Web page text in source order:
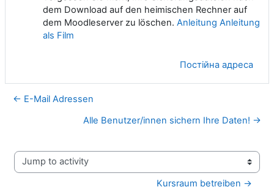
dem Download auf den heimischen Rechner auf
dem Moodleserver zu löschen. Anleitung Anleitung
als Film
Постійна адреса
← E-Mail Adressen
Alle Benutzer/innen sichern Ihre Daten! →
Jump to activity
Kursraum betreiben →